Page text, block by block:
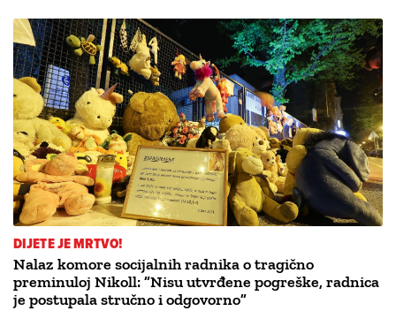
DIJETE JE MRTVO!
Nalaz komore socijalnih radnika o tragično
preminuloj Nikoll: ”Nisu utvrđene pogreške, radnica
je postupala stručno i odgovorno”